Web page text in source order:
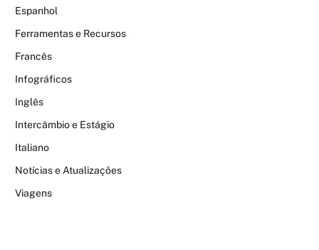
Espanhol
Ferramentas e Recursos
Francês
Infográficos
Inglês
Intercâmbio e Estágio
Italiano
Notícias e Atualizações
Viagens